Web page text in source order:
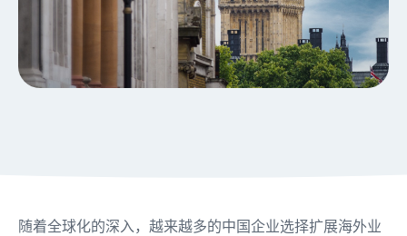
随着全球化的深入，越来越多的中国企业选择扩展海外业